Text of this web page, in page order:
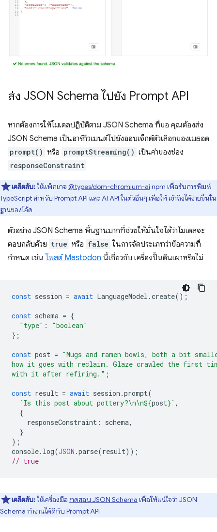
ส่ง JSON Schema ไปยัง Prompt API
หากต้องการให้โมเดลปฏิบัติตาม JSON Schema ที่ขอ คุณต้องส่ง
JSON Schema เป็นอาร์กิวเมนต์ไปยังออบเจ็กต์ตัวเลือกของเมธอด
prompt() หรือ promptStreaming() เป็นค่าของช่อง
responseConstraint
เคล็ดลับ:ใช้แพ็กเกจ @types/dom-chromium-ai npm เพื่อรับการพิมพ์
TypeScript สำหรับ Prompt API และ AI API ในตัวอื่นๆ เพื่อให้ เข้าถึงได้ง่ายขึ้นใน
ฐานของโค้ด
ตัวอย่าง JSON Schema พื้นฐานมากที่ช่วยให้มั่นใจได้ว่าโมเดลจะ
ตอบกลับด้วย true หรือ false ในการจัดประเภทว่าข้อความที่
กำหนด เช่น โพสต์ Mastodon นี้เกี่ยวกับ เครื่องปั้นดินเผาหรือไม่
const session = await LanguageModel .create();
const schema = {
"type" :
"boolean"
};
const post = "Mugs and ramen bowls, both a bit
how it goes with reclaim. Glaze crawled the first
with it after refiring." ;
const result = await session .prompt(
`Is this post about pottery?\n\n${post} ` ,
{
responseConstraint : schema,
}
);
console. log(JSON .parse(result));
// true
เคล็ดลับ:ใช้เครื่องมือ ทดสอบ JSON Schema เพื่อให้แน่ใจว่า JSON
Schema ทำงานได้ดีกับ Prompt API